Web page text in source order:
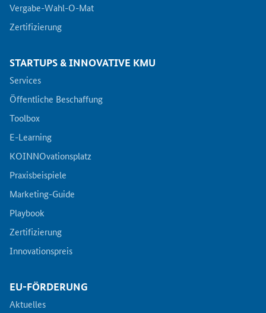
Zertifizierung
Services
Öffentliche Beschaffung
Toolbox
KOINNOvationsplatz
Praxisbeispiele
Playbook
Vergabe-Wahl-O-Mat
Zertifizierung
STARTUPS & INNOVATIVE KMU
Services
Öffentliche Beschaffung
Toolbox
E-Learning
KOINNOvationsplatz
Praxisbeispiele
Marketing-Guide
Playbook
Zertifizierung
Innovationspreis
EU-FÖRDERUNG
Aktuelles